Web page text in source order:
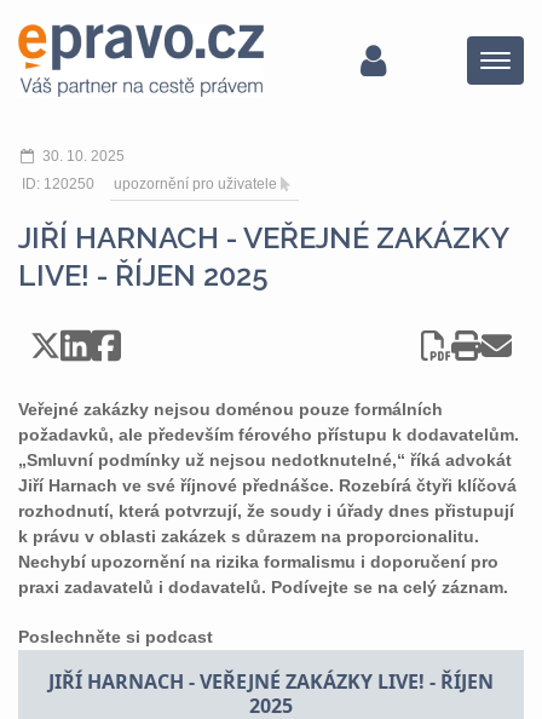
Menu
30. 10. 2025
ID: 120250
upozornění pro uživatele
JIŘÍ HARNACH - VEŘEJNÉ ZAKÁZKY
LIVE! - ŘÍJEN 2025
Veřejné zakázky nejsou doménou pouze formálních
požadavků, ale především férového přístupu k dodavatelům.
„Smluvní podmínky už nejsou nedotknutelné,“ říká advokát
Jiří Harnach ve své říjnové přednášce. Rozebírá čtyři klíčová
rozhodnutí, která potvrzují, že soudy i úřady dnes přistupují
k právu v oblasti zakázek s důrazem na proporcionalitu.
Nechybí upozornění na rizika formalismu i doporučení pro
praxi zadavatelů i dodavatelů. Podívejte se na celý záznam.
Poslechněte si podcast